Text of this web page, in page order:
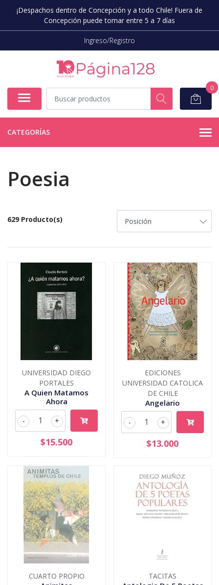
¡Despachos dentro de Concepción y a todo Chile! Fuera de
Concepción puede tomar entre 5 a 7 días
Ingreso/Registro
0
CATEGORÍAS
Poesia
629 Producto(s)
UNIVERSIDAD DIEGO
PORTALES
A Quien Matamos
Ahora
+
-
$15.500
EDICIONES
UNIVERSIDAD CATOLICA
DE CHILE
Angelario
+
-
$13.000
CUARTO PROPIO TACITAS